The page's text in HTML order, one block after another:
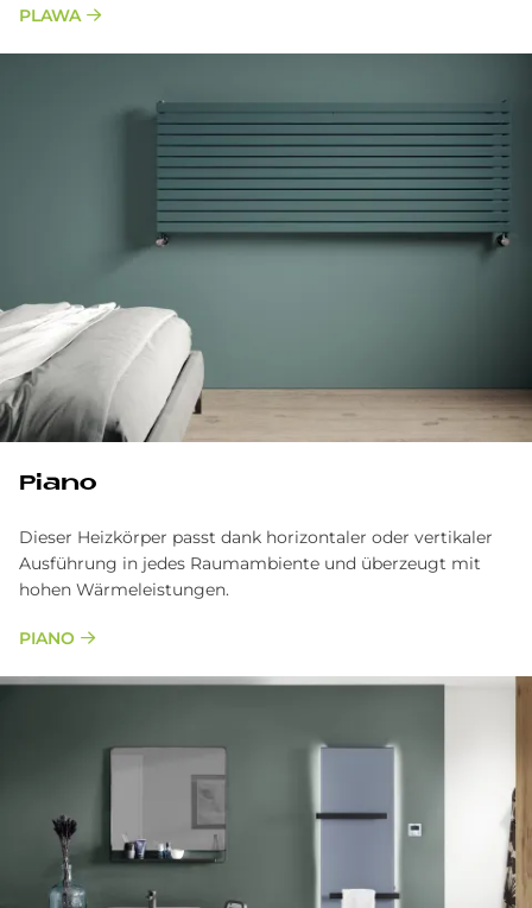
PLAWA
Piano
Dieser Heizkörper pas­st dank horizon­taler oder ver­tika­ler
Aus­führung in jedes Raum­ambiente und über­zeugt mit
hohen Wärmeleistungen.
PIANO